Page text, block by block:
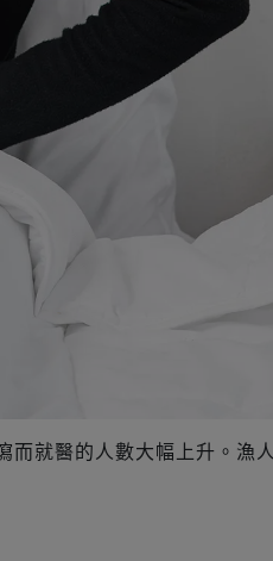
而就醫的人數大幅上升。漁